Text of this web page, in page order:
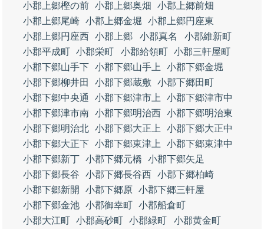
小郡上郷樫の前 小郡上郷奥畑
小郡上郷前畑
小郡上郷尾崎 小郡上郷金堀
小郡上郷円座東
小郡上郷円座西 小郡上郷 小郡真名
小郡維新町
小郡平成町 小郡栄町 小郡給領町 小郡三軒屋町
小郡下郷山手下 小郡下郷山手上
小郡下郷金堀
小郡下郷柳井田
小郡下郷蔵敷
小郡下郷田町
小郡下郷中央通
小郡下郷津市上
小郡下郷津市中
小郡下郷津市南 小郡下郷明治西 小郡下郷明治東
小郡下郷明治北 小郡下郷大正上
小郡下郷大正中
小郡下郷大正下 小郡下郷東津上
小郡下郷東津中
小郡下郷新丁 小郡下郷元橋
小郡下郷矢足
小郡下郷長谷
小郡下郷長谷西 小郡下郷柏崎
小郡下郷新開
小郡下郷原 小郡下郷三軒屋
小郡下郷金池 小郡御幸町 小郡船倉町
小郡大江町 小郡高砂町 小郡緑町 小郡黄金町